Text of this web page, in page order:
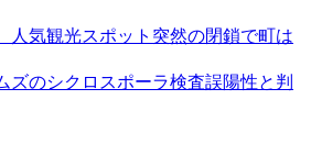
人気観光スポット突然の閉鎖で町は
ズのシクロスポーラ検査誤陽性と判